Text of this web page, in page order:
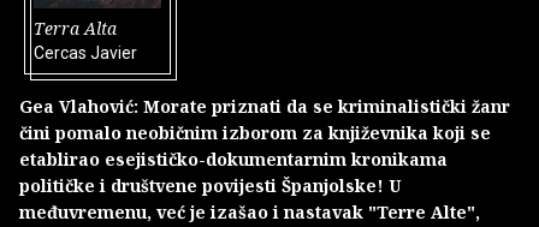
Terra Alta
Cercas Javier
Gea Vlahović: Morate priznati da se kriminalistički žanr
čini pomalo neobičnim izborom za književnika koji se
etablirao esejističko-dokumentarnim kronikama
političke i društvene povijesti Španjolske! U
međuvremenu, već je izašao i nastavak "Terre Alte",